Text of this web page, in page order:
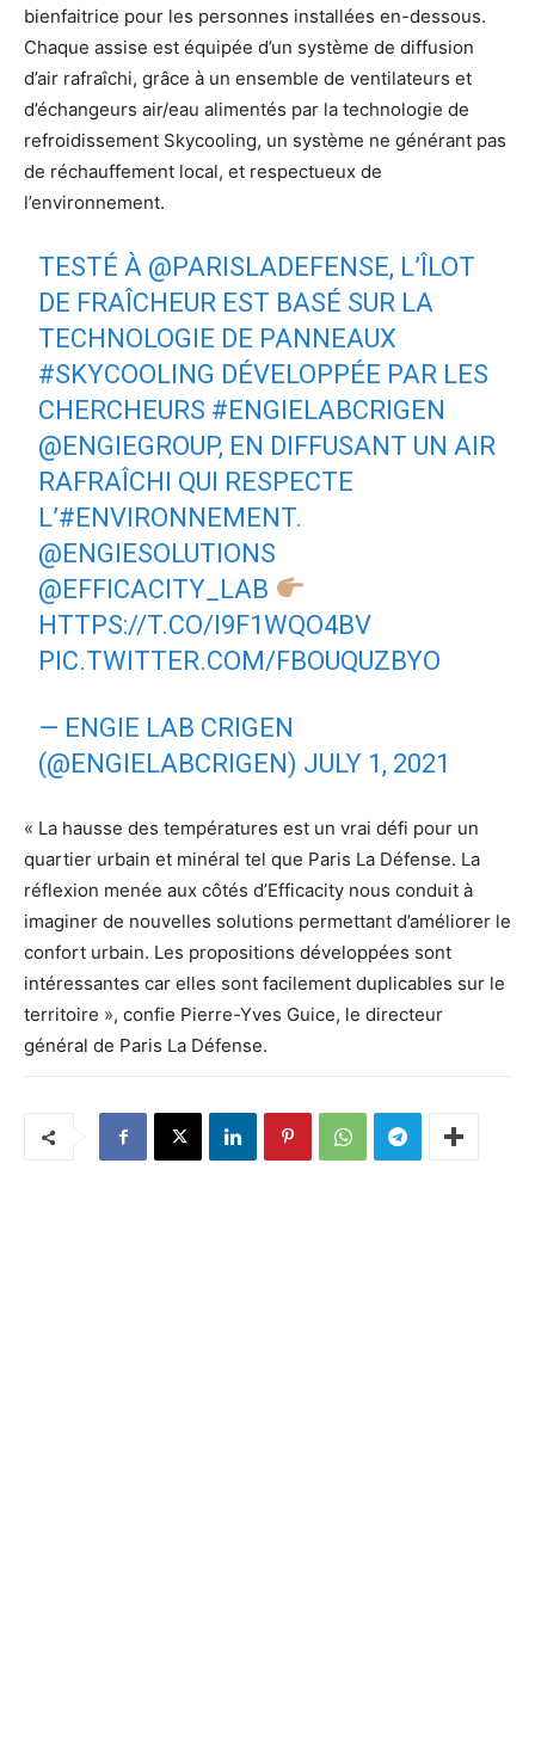
bienfaitrice pour les personnes installées en-dessous.
Chaque assise est équipée d’un système de diffusion
d’air rafraîchi, grâce à un ensemble de ventilateurs et
d’échangeurs air/eau alimentés par la technologie de
refroidissement Skycooling, un système ne générant pas
de réchauffement local, et respectueux de
l’environnement.
TESTÉ À @PARISLADEFENSE, L’ÎLOT
DE FRAÎCHEUR EST BASÉ SUR LA
TECHNOLOGIE DE PANNEAUX
#SKYCOOLING DÉVELOPPÉE PAR LES
CHERCHEURS #ENGIELABCRIGEN
@ENGIEGROUP, EN DIFFUSANT UN AIR
RAFRAÎCHI QUI RESPECTE
L’#ENVIRONNEMENT.
@ENGIESOLUTIONS
@EFFICACITY_LAB
HTTPS://T.CO/I9F1WQO4BV
PIC.TWITTER.COM/FBOUQUZBYO
— ENGIE LAB CRIGEN
(@ENGIELABCRIGEN) JULY 1, 2021
« La hausse des températures est un vrai défi pour un
quartier urbain et minéral tel que Paris La Défense. La
réflexion menée aux côtés d’Efficacity nous conduit à
imaginer de nouvelles solutions permettant d’améliorer le
confort urbain. Les propositions développées sont
intéressantes car elles sont facilement duplicables sur le
territoire », confie Pierre-Yves Guice, le directeur
général de Paris La Défense.